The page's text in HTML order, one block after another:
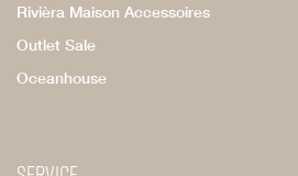
Rivièra Maison Accessoires
Outlet Sale
Oceanhouse